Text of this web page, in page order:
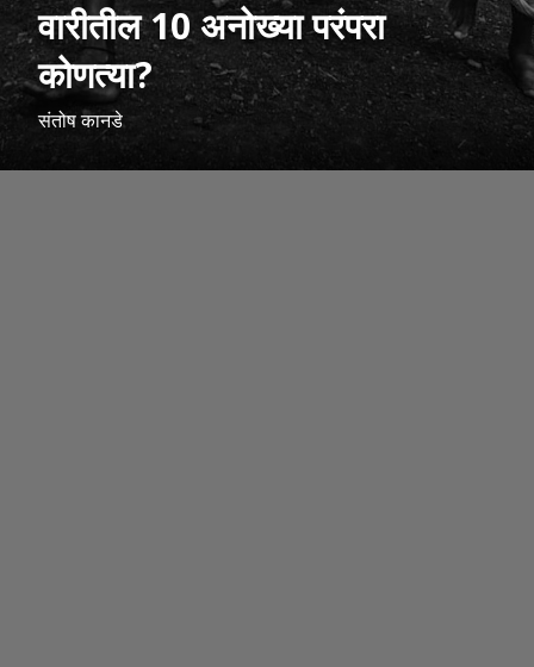
वारीतील 10 अनोख्या परंपरा
कोणत्या?
संतोष कानडे